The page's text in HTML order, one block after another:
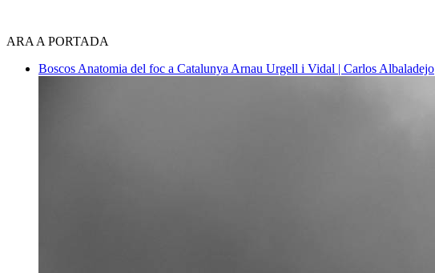
ARA A PORTADA
Boscos Anatomia del foc a Catalunya Arnau Urgell i Vidal | Carlos Albaladejo